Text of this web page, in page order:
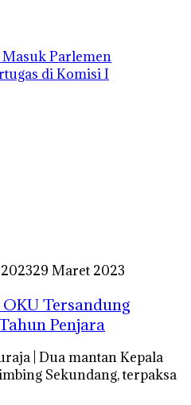
Parlemen
di Komisi I
29 Maret 2023
Tersandung
Penjara
| Dua mantan Kepala
Sekundang, terpaksa